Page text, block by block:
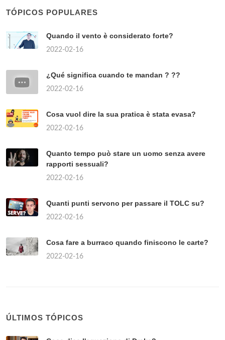
TÓPICOS POPULARES
Quando il vento è considerato forte?
2022-02-16
¿Qué significa cuando te mandan ? ??
2022-02-16
Cosa vuol dire la sua pratica è stata evasa?
2022-02-16
Quanto tempo può stare un uomo senza avere
rapporti sessuali?
2022-02-16
Quanti punti servono per passare il TOLC su?
2022-02-16
Cosa fare a burraco quando finiscono le carte?
2022-02-16
ÚLTIMOS TÓPICOS